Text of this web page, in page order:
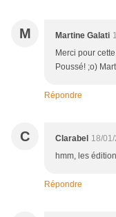
M Martine Galati
Merci pour
Poussé! ;o)
Répondre
C Clarabel 18/
hmm, les
Répondre